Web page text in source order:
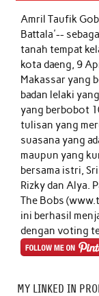
Amril Taufik
Battala'--
tanah tempat
kota daeng, 9
Makassar yang
badan lelaki
yang berbobot
tulisan yang
suasana yang
maupun yang
bersama istri,
Rizky dan Alya.
The Bobs
ini berhasil
dengan voting
MY LINKED IN